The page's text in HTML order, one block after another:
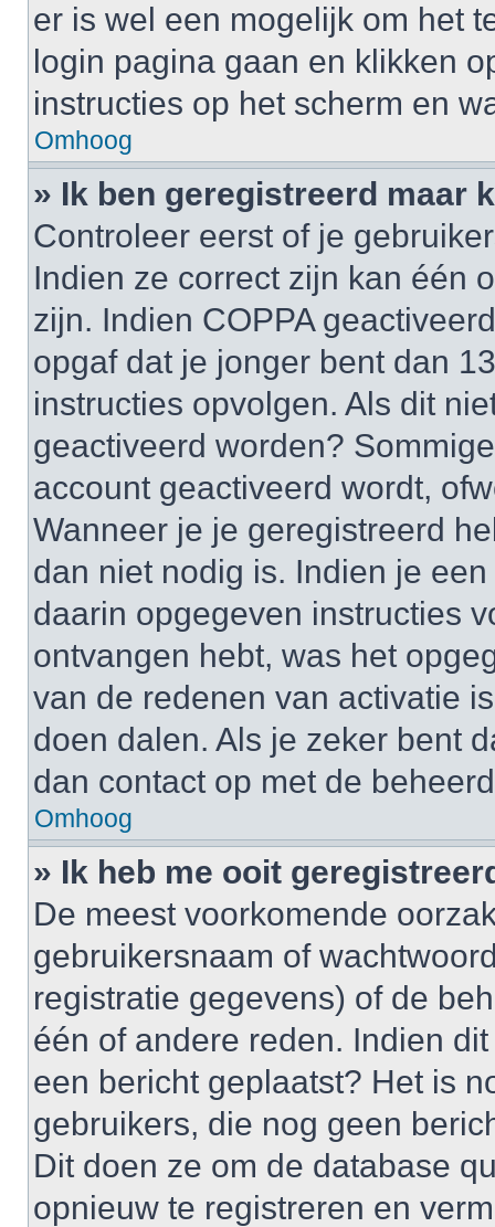
er is wel een mogelijk om het
login pagina gaan en klikken
instructies op het scherm en
Omhoog
» Ik ben geregistreerd maar
Controleer eerst of je
Indien ze correct zijn kan één
zijn. Indien COPPA
opgaf dat je jonger bent dan
instructies opvolgen. Als dit
geactiveerd worden?
account geactiveerd wordt,
Wanneer je je geregistreerd
dan niet nodig is. Indien je
daarin opgegeven instructies
ontvangen hebt, was het
van de redenen van activatie
doen dalen. Als je zeker bent
dan contact op met de
Omhoog
» Ik heb me ooit
De meest voorkomende
gebruikersnaam of
registratie gegevens) of de
één of andere reden. Indien
een bericht geplaatst? Het is
gebruikers, die nog geen
Dit doen ze om de database
opnieuw te registreren en